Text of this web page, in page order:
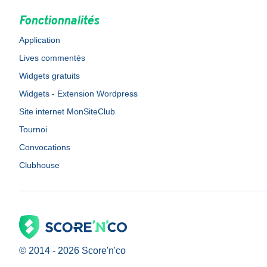
Fonctionnalités
Application
Lives commentés
Widgets gratuits
Widgets - Extension Wordpress
Site internet MonSiteClub
Tournoi
Convocations
Clubhouse
© 2014 - 2026 Score'n'co